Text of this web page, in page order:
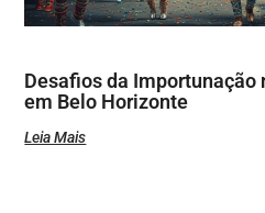
Desafios da Importunação
em Belo Horizonte
Leia Mais